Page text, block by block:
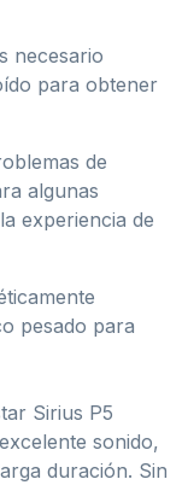
necesario
para obtener
de
algunas
experiencia de
pesado para
Sirius P5
sonido,
duración. Sin